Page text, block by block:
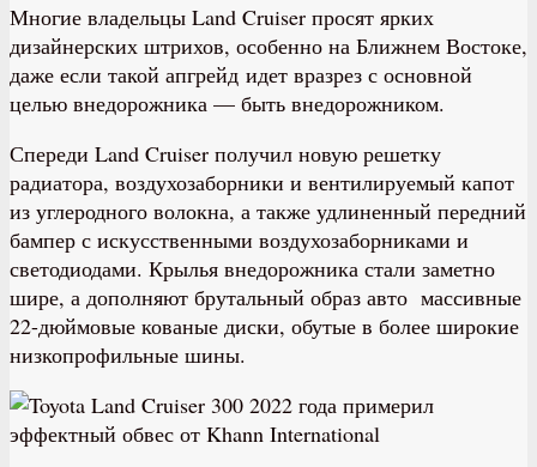
Многие владельцы Land Cruiser просят ярких
дизайнерских штрихов, особенно на Ближнем Востоке,
даже если такой апгрейд идет вразрез с основной
целью внедорожника — быть внедорожником.
Спереди Land Cruiser получил новую решетку
радиатора, воздухозаборники и вентилируемый капот
из углеродного волокна, а также удлиненный передний
бампер с искусственными воздухозаборниками и
светодиодами. Крылья внедорожника стали заметно
шире, а дополняют брутальный образ авто массивные
22-дюймовые кованые диски, обутые в более широкие
низкопрофильные шины.